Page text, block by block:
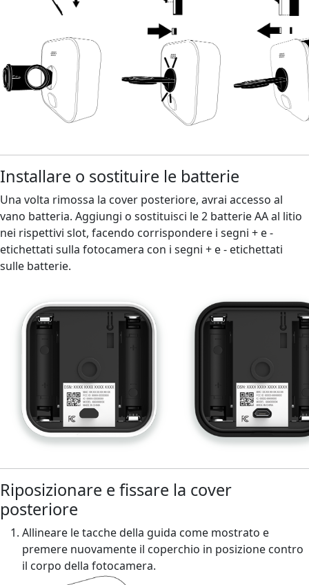
Installare o sostituire le batterie
Una volta rimossa la cover posteriore, avrai accesso al
vano batteria. Aggiungi o sostituisci le 2 batterie AA al litio
nei rispettivi slot, facendo corrispondere i segni + e -
etichettati sulla fotocamera con i segni + e - etichettati
sulle batterie.
Riposizionare e fissare la cover
posteriore
Allineare le tacche della guida come mostrato e
premere nuovamente il coperchio in posizione contro
il corpo della fotocamera.